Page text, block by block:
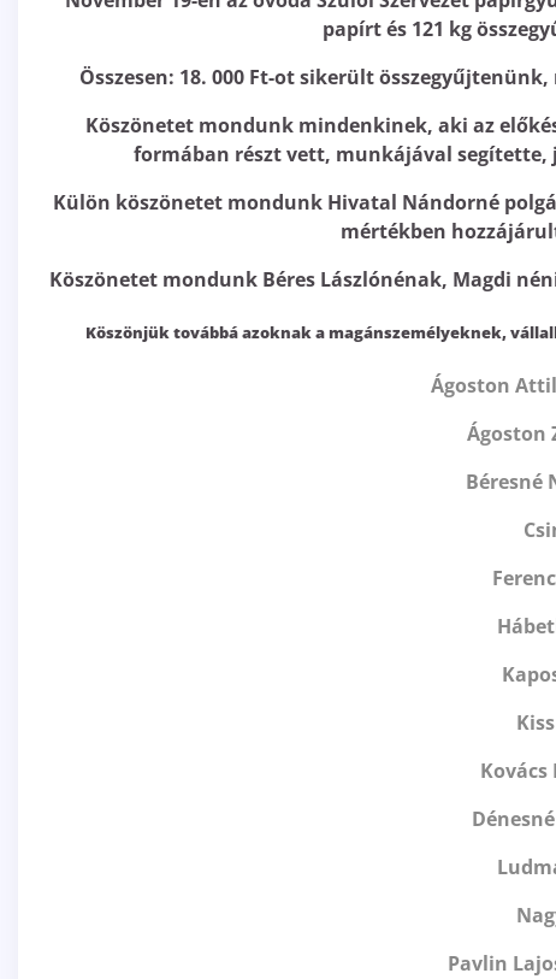
papírt és 121 kg
Összesen: 18. 000 Ft-ot sikerült
Köszönetet mondunk mindenkinek, aki az
formában részt vett, munkájával
Külön köszönetet mondunk Hivatal Nándorné
mértékben
Köszönetet mondunk Béres Lászlónénak, Magdi
Köszönjük továbbá azoknak a magánszemélyeknek,
Ágoston
Ágoston
Béresné
Kovács
Pavlin